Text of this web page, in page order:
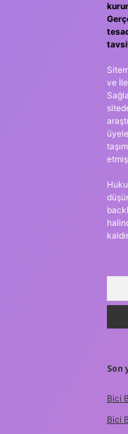
ve
etmiş
Son
Bici
Bici